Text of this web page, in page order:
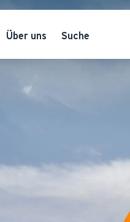
Über uns Suche